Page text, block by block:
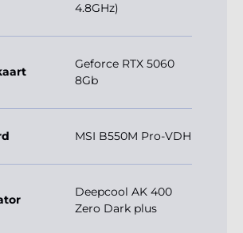
4.8GHz)
Geforce RTX 5060
8Gb
MSI B550M Pro-VDH
Deepcool AK 400
Zero Dark plus